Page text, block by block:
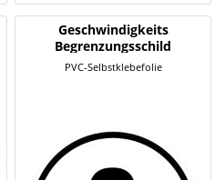
Geschwindigkeits
Begrenzungsschild
PVC-Selbstklebefolie